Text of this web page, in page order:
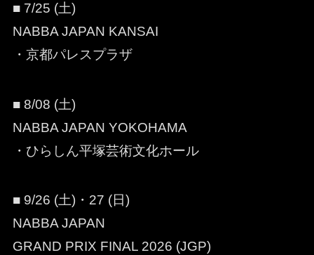
■ 7/25 (土)
NABBA JAPAN KANSAI
・京都パレスプラザ
■ 8/08 (土)
NABBA JAPAN YOKOHAMA
・ひらしん平塚芸術文化ホール
■ 9/26 (土)・27 (日)
NABBA JAPAN
GRAND PRIX FINAL 2026 (JGP)